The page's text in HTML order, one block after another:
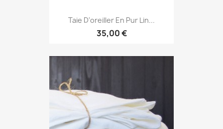
Taie D'oreiller En Pur Lin...
35,00 €